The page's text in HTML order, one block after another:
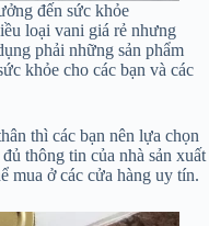
đến sức khỏe
loại vani giá rẻ nhưng
phải những sản phẩm
khỏe cho các bạn và các
thì các bạn nên lựa chọn
thông tin của nhà sản xuất
mua ở các cửa hàng uy tín.